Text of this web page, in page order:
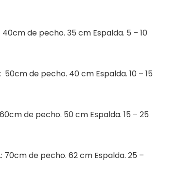
de pecho. 35 cm Espalda. 5 – 10
de pecho. 40 cm Espalda. 10 – 15
de pecho. 50 cm Espalda. 15 – 25
de pecho. 62 cm Espalda. 25 –